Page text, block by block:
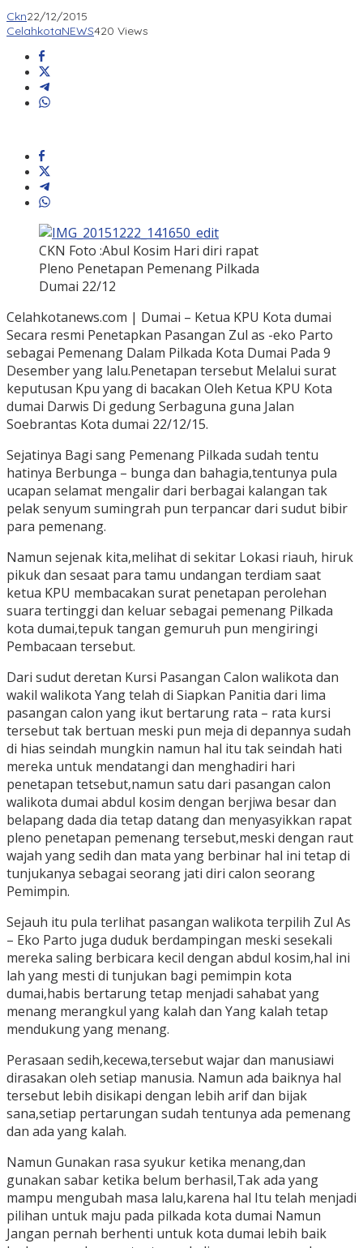
Ckn22/12/2015
CelahkotaNEWS420 Views
CKN Foto :Abul Kosim Hari diri rapat
Pleno Penetapan Pemenang Pilkada
Dumai 22/12
Celahkotanews.com | Dumai – Ketua KPU Kota dumai
Secara resmi Penetapkan Pasangan Zul as -eko Parto
sebagai Pemenang Dalam Pilkada Kota Dumai Pada 9
Desember yang lalu.Penetapan tersebut Melalui surat
keputusan Kpu yang di bacakan Oleh Ketua KPU Kota
dumai Darwis Di gedung Serbaguna guna Jalan
Soebrantas Kota dumai 22/12/15.
Sejatinya Bagi sang Pemenang Pilkada sudah tentu
hatinya Berbunga – bunga dan bahagia,tentunya pula
ucapan selamat mengalir dari berbagai kalangan tak
pelak senyum sumingrah pun terpancar dari sudut bibir
para pemenang.
Namun sejenak kita,melihat di sekitar Lokasi riauh, hiruk
pikuk dan sesaat para tamu undangan terdiam saat
ketua KPU membacakan surat penetapan perolehan
suara tertinggi dan keluar sebagai pemenang Pilkada
kota dumai,tepuk tangan gemuruh pun mengiringi
Pembacaan tersebut.
Dari sudut deretan Kursi Pasangan Calon walikota dan
wakil walikota Yang telah di Siapkan Panitia dari lima
pasangan calon yang ikut bertarung rata – rata kursi
tersebut tak bertuan meski pun meja di depannya sudah
di hias seindah mungkin namun hal itu tak seindah hati
mereka untuk mendatangi dan menghadiri hari
penetapan tetsebut,namun satu dari pasangan calon
walikota dumai abdul kosim dengan berjiwa besar dan
belapang dada dia tetap datang dan menyasyikkan rapat
pleno penetapan pemenang tersebut,meski dengan raut
wajah yang sedih dan mata yang berbinar hal ini tetap di
tunjukanya sebagai seorang jati diri calon seorang
Pemimpin.
Sejauh itu pula terlihat pasangan walikota terpilih Zul As
– Eko Parto juga duduk berdampingan meski sesekali
mereka saling berbicara kecil dengan abdul kosim,hal ini
lah yang mesti di tunjukan bagi pemimpin kota
dumai,habis bertarung tetap menjadi sahabat yang
menang merangkul yang kalah dan Yang kalah tetap
mendukung yang menang.
Perasaan sedih,kecewa,tersebut wajar dan manusiawi
dirasakan oleh setiap manusia. Namun ada baiknya hal
tersebut lebih disikapi dengan lebih arif dan bijak
sana,setiap pertarungan sudah tentunya ada pemenang
dan ada yang kalah.
Namun Gunakan rasa syukur ketika menang,dan
gunakan sabar ketika belum berhasil,Tak ada yang
mampu mengubah masa lalu,karena hal Itu telah menjadi
pilihan untuk maju pada pilkada kota dumai Namun
Jangan pernah berhenti untuk kota dumai lebih baik